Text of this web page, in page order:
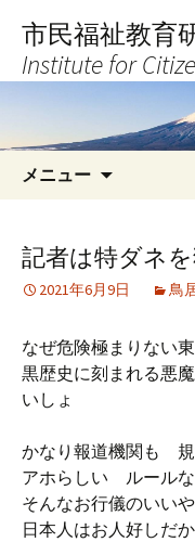
へ
キ
市民福祉教育
Institute for
メニュー
記者は特ダネを
2021年6月9日 鳥
なぜ危険極まりない
黒歴史に刻まれる悪
いしょ
かなり報道機関も
アホらしい ルール
そんなお行儀のいい
日本人はお人好しだ